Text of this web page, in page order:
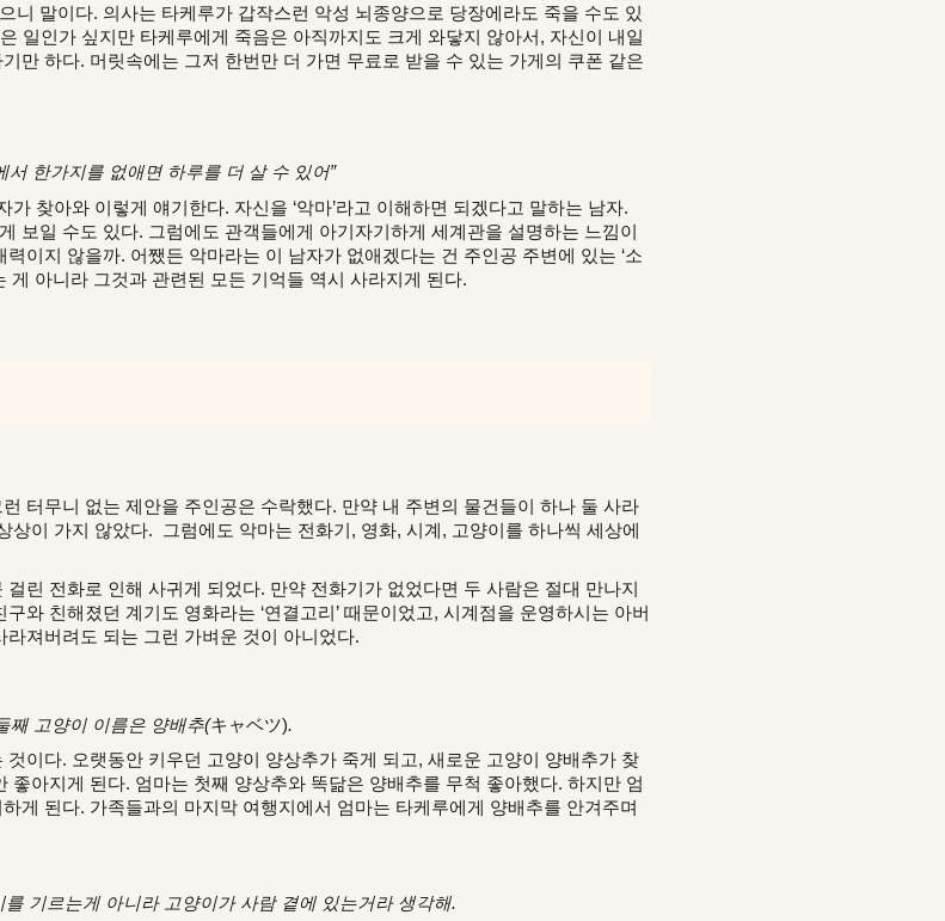
니 말이다. 의사는 타케루가 갑작스런 악성 뇌종양으로 당장에라도 죽을 수도 있
일인가 싶지만 타케루에게 죽음은 아직까지도 크게 와닿지 않아서, 자신이 내일
만 하다. 머릿속에는 그저 한번만 더 가면 무료로 받을 수 있는 가게의 쿠폰 같은
서 한가지를 없애면 하루를 더 살 수 있어”
찾아와 이렇게 얘기한다. 자신을 ‘악마’라고 이해하면 되겠다고 말하는 남자.
보일 수도 있다. 그럼에도 관객들에게 아기자기하게 세계관을 설명하는 느낌이
이지 않을까. 어쨌든 악마라는 이 남자가 없애겠다는 건 주인공 주변에 있는 ‘소
게 아니라 그것과 관련된 모든 기억들 역시 사라지게 된다.
터무니 없는 제안을 주인공은 수락했다. 만약 내 주변의 물건들이 하나 둘 사라
상이 가지 않았다. 그럼에도 악마는 전화기, 영화, 시계, 고양이를 하나씩 세상에
린 전화로 인해 사귀게 되었다. 만약 전화기가 없었다면 두 사람은 절대 만나지
와 친해졌던 계기도 영화라는 ‘연결고리’ 때문이었고, 시계점을 운영하시는 아버
져버려도 되는 그런 가벼운 것이 아니었다.
째 고양이 이름은 양배추(キャベツ).
이다. 오랫동안 키우던 고양이 양상추가 죽게 되고, 새로운 고양이 양배추가 찾
좋아지게 된다. 엄마는 첫째 양상추와 똑닮은 양배추를 무척 좋아했다. 하지만 엄
게 된다. 가족들과의 마지막 여행지에서 엄마는 타케루에게 양배추를 안겨주며
를 기르는게 아니라 고양이가 사람 곁에 있는거라 생각해.